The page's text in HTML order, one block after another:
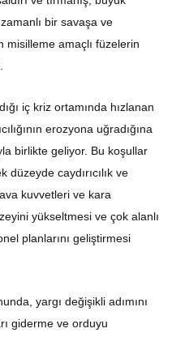
bir savaşa ve
misilleme amaçlı füzelerin
iç kriz ortamında hızlanan
erozyona uğradığına
birlikte geliyor. Bu koşullar
düzeyde caydırıcılık ve
kuvvetleri ve kara
yükseltmesi ve çok alanlı
planlarını geliştirmesi
yargı değişikli adımını
giderme ve orduyu